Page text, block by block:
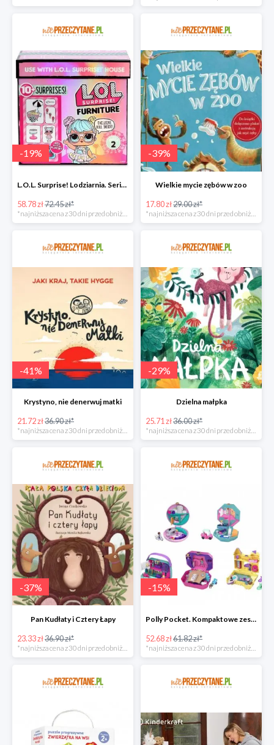
-19%
L.O.L. Surprise! Lodziarnia. Seria 2 w super cenie
58.78 zł72.45 zł*
*najniższa cena z 30 dni przed obniżką
-39%
Wielkie mycie zębów w zoo
17.80 zł29.00 zł*
*najniższa cena z 30 dni przed obniżką
-41%
Krystyno, nie denerwuj matki
21.72 zł36.90 zł*
*najniższa cena z 30 dni przed obniżką
-29%
Dzielna małpka
25.71 zł36.00 zł*
*najniższa cena z 30 dni przed obniżką
-37%
Pan Kudłaty i Cztery Łapy
23.33 zł36.90 zł*
-15%
Polly Pocket. Kompaktowe zestawy FRY35, mix
52.68 zł61.82 zł*